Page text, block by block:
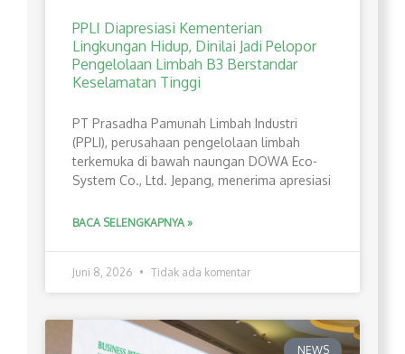
PPLI Diapresiasi Kementerian
Lingkungan Hidup, Dinilai Jadi Pelopor
Pengelolaan Limbah B3 Berstandar
Keselamatan Tinggi
PT Prasadha Pamunah Limbah Industri
(PPLI), perusahaan pengelolaan limbah
terkemuka di bawah naungan DOWA Eco-
System Co., Ltd. Jepang, menerima apresiasi
BACA SELENGKAPNYA »
Juni 8, 2026 Tidak ada komentar
NEWS